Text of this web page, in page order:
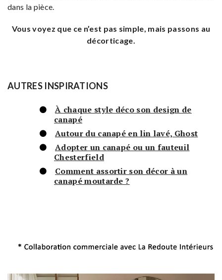
dans la pièce.
Vous voyez que ce n’est pas simple, mais passons au
décorticage.
AUTRES INSPIRATIONS
À chaque style déco son design de
canapé
Autour du canapé en lin lavé, Ghost
Adopter un canapé ou un fauteuil
Chesterfield
Comment assortir son décor à un
canapé moutarde ?